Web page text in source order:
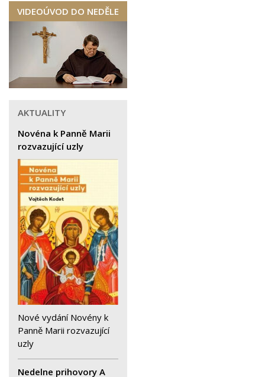
VIDEOÚVOD DO NEDĚLE
AKTUALITY
Novéna k Panně Marii
rozvazující uzly
Nové vydání Novény k
Panně Marii rozvazující
uzly
Nedelne prihovory A